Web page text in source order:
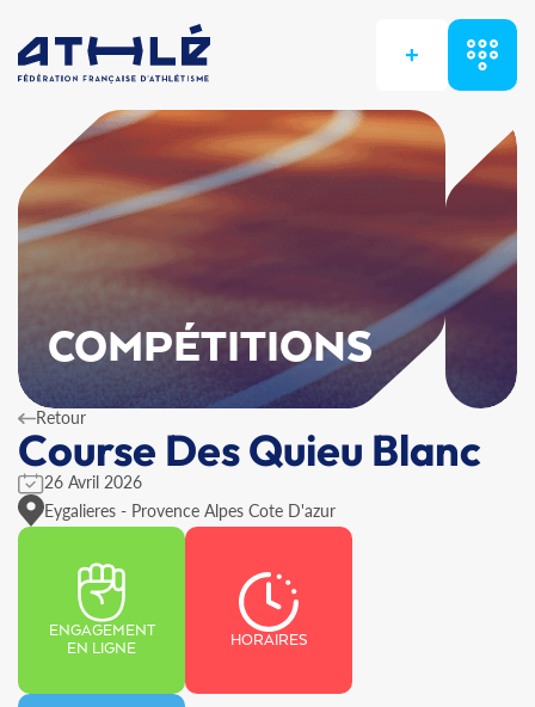
+
COMPÉTITIONS
Retour
Course Des Quieu Blanc
26 Avril 2026
Eygalieres - Provence Alpes Cote D'azur
ENGAGEMENT
EN LIGNE
HORAIRES